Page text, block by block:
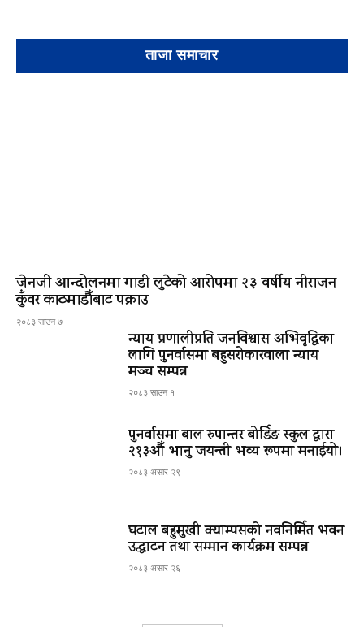
ताजा समाचार
जेनजी आन्दोलनमा गाडी लुटेको आरोपमा २३ वर्षीय नीराजन
कुँवर काठमाडौँबाट पक्राउ
२०८३ साउन ७
न्याय प्रणालीप्रति जनविश्वास अभिवृद्धिका
लागि पुनर्वासमा बहुसरोकारवाला न्याय
मञ्च सम्पन्न
२०८३ साउन १
पुनर्वासमा बाल रुपान्तर बोर्डिङ स्कुल द्धारा
२१३औँ भानु जयन्ती भव्य रूपमा मनाईयो।
२०८३ असार २९
घटाल बहुमुखी क्याम्पसको नवनिर्मित भवन
उद्घाटन तथा सम्मान कार्यक्रम सम्पन्न
२०८३ असार २६